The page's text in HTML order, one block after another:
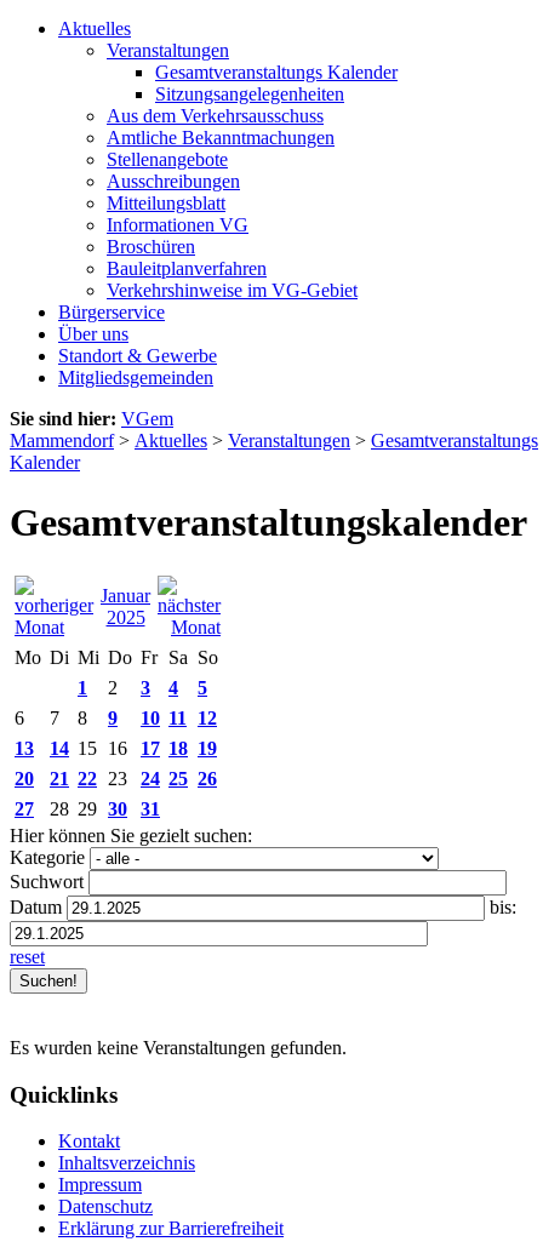
Aktuelles
Veranstaltungen
Gesamtveranstaltungs Kalender
Sitzungsangelegenheiten
Aus dem Verkehrsausschuss
Amtliche Bekanntmachungen
Stellenangebote
Ausschreibungen
Mitteilungsblatt
Informationen VG
Broschüren
Bauleitplanverfahren
Verkehrshinweise im VG-Gebiet
Bürgerservice
Über uns
Standort & Gewerbe
Mitgliedsgemeinden
Sie sind hier: VGem
Mammendorf> Aktuelles > Veranstaltungen > Gesamtveranstaltungs
Kalender
Gesamtveranstaltungskalender
Januar
2025
Mo Di Mi Do Fr Sa So
1
2 3 4
5
6
7 8 9 10 11
12
13
14 15 16 17 18 19
20
21 22 23 24 25 26
27
28 29 30
31
Hier können Sie gezielt suchen:
Kategorie
Suchwort
Datum
bis:
reset
Es wurden keine Veranstaltungen gefunden.
Quicklinks
Kontakt
Inhaltsverzeichnis
Impressum
Datenschutz
Erklärung zur Barrierefreiheit